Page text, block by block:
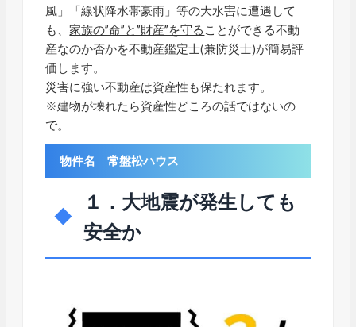
風」「線状降水帯豪雨」等の大水害に遭遇して
も、家族の”命”と”財産”を守る ことができる不動
産なのか否かを不動産鑑定士(兼防災士)が簡易評
価します。
災害に強い不動産は資産性も保たれます。
※建物が壊れたら資産性どころの話ではないの
で。
物件名 常盤松ハウス
１．大地震が発生しても
安全か